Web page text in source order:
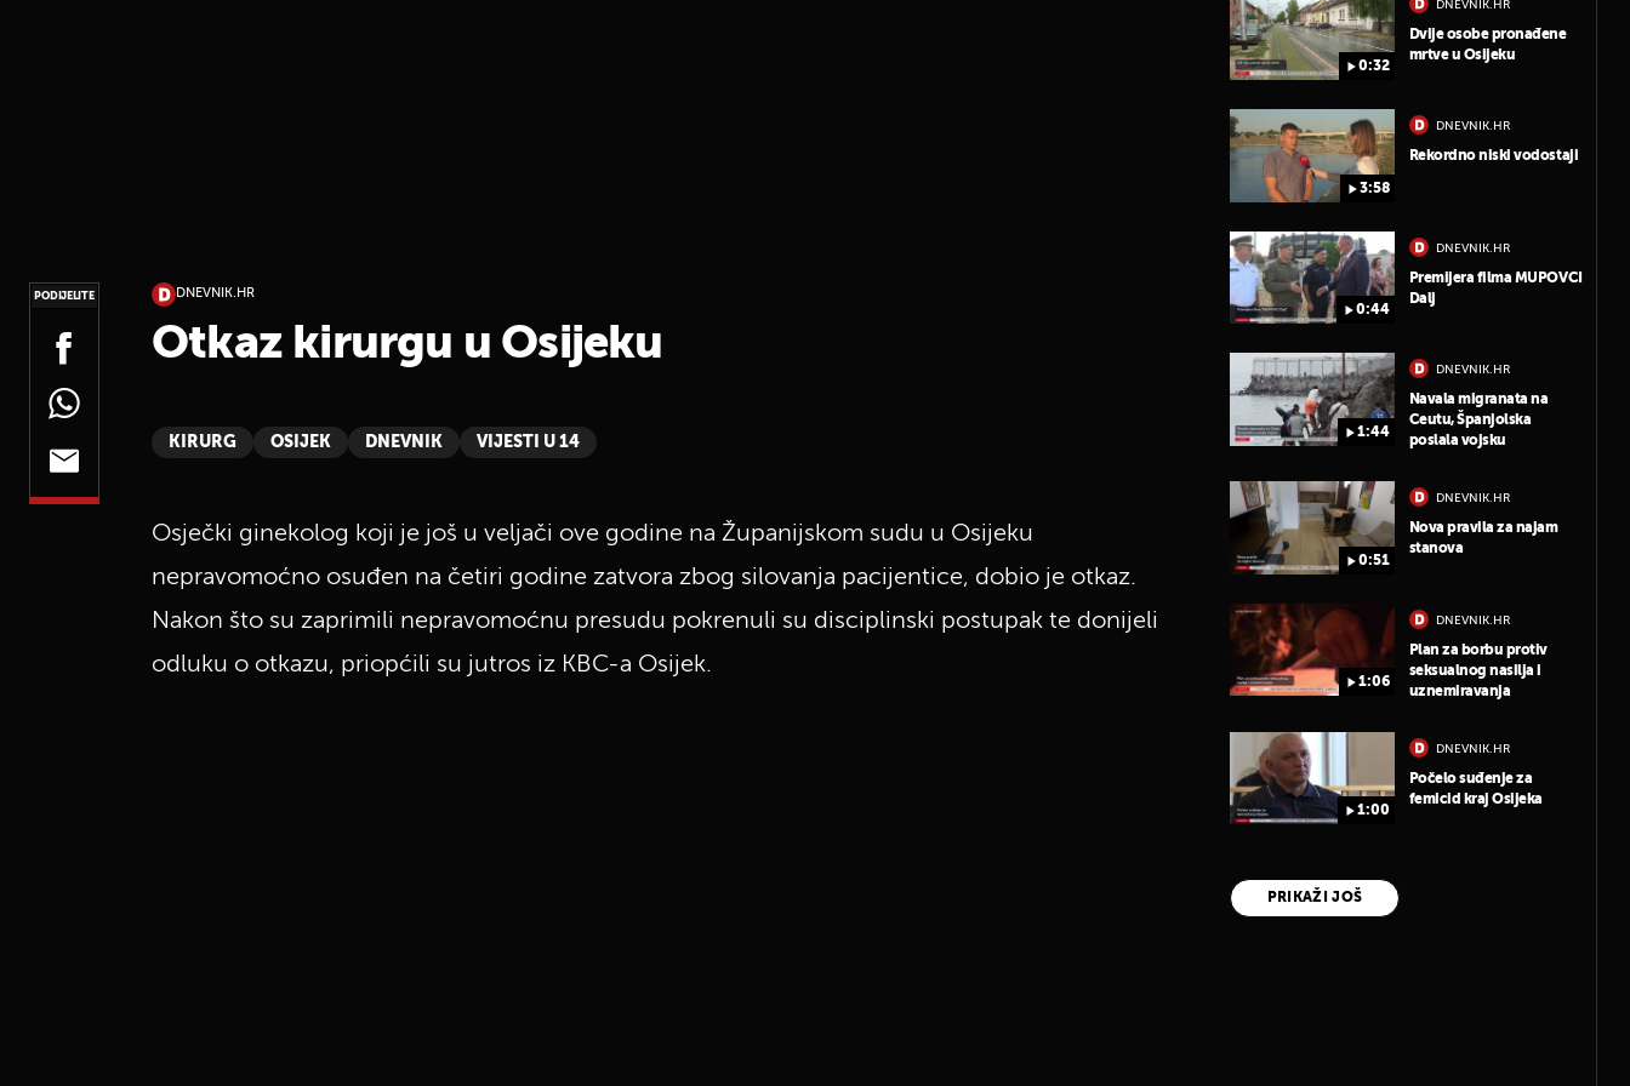
PODIJELITE DNEVNIK.HR
Otkaz kirurgu u Osijeku
KIRURG OSIJEK DNEVNIK VIJESTI U 14
Osječki ginekolog koji je još u veljači ove godine na Županijskom sudu u Osijeku
nepravomoćno osuđen na četiri godine zatvora zbog silovanja pacijentice, dobio je otkaz.
Nakon što su zaprimili nepravomoćnu presudu pokrenuli su disciplinski postupak te donijeli
odluku o otkazu, priopćili su jutros iz KBC-a Osijek.
0:32
DNEVNIK.HR
Dvije osobe pronađene
mrtve u Osijeku
3:58
DNEVNIK.HR
Rekordno niski vodostaji
0:44
DNEVNIK.HR
Premijera filma MUPOVCI
Dalj
1:44
DNEVNIK.HR
Navala migranata na
Ceutu, Španjolska
poslala vojsku
0:51
DNEVNIK.HR
Nova pravila za najam
stanova
1:06
DNEVNIK.HR
Plan za borbu protiv
seksualnog nasilja i
uznemiravanja
1:00
DNEVNIK.HR
Počelo suđenje za
femicid kraj Osijeka
PRIKAŽI JOŠ